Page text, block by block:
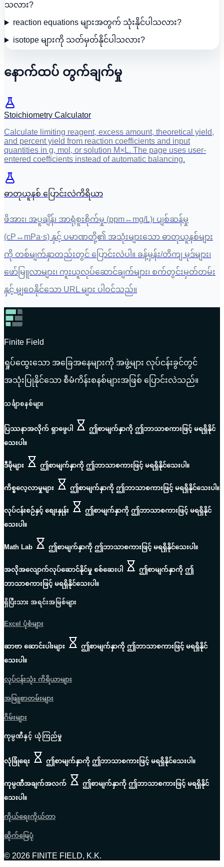
သလား?
reaction equations များအတွက် သုံးနိုင်ပါသလား?
isotope များကို သတ်မှတ်နိုင်ပါသလား?
နောက်ထပ် တွက်ချက်မှု
Stoichiometry Calculator
Calculate limiting reagent, excess amount, theoretical yield,
and percent yield from reaction coefficients and input
quantities in g, mol, or solution M×L. The page uses user-
entered coefficients instead of automatic balancing.
ဓာတုယူနစ် ပြောင်းလဲကိရိယာ
ဖိအား၊ အပူချိန်၊ အာရုံစူးစိုက်မှု (ppm↔mg/L)၊ ပျစ်ဆန်မှု
(cP↔mPa·s) နှင့် ပမာဏတို့၏ အသုံးများသော ဓာတုယူနစ်များ
ကို တစ်မျက်နှာတည်းတွင် ပြောင်းလဲပါ။ ခန့်မှန်း/တိကျ မုဒ်များ၊
ဖော်မြူလာများ၊ ကူးယူလုပ်ဆောင်ချက်များ၊ စက်တွင်းမှတ်တမ်း
နှင့် မျှဝေနိုင်သော URL များ ပါဝင်သည်။
Finite Field
ရှုပ်ထွေးသော အခြေအနေများကို အဖွဲ့များ လုပ်ငန်းခွင်တွင်
အသုံးပြုနိုင်သော စီမံကိန်းစနစ်များအဖြစ် ပြောင်းလဲသည်။
သင်္ချာစနစ်များ
ပြဿနာအလိုက် ရှာဖွေပါ
ဤစာမျက်နှာကို ဤဘာသာစကားဖြင့် မရရှိနိုင်
သေးပါ။
ဒီမိုများ ဤစာမျက်နှာကို ဤဘာသာစကားဖြင့် မရရှိနိုင်သေးပါ။
ကိစ္စလေ့လာမှုများ ဤစာမျက်နှာကို ဤဘာသာစကားဖြင့် မရရှိနိုင်သေးပါ။
လုပ်ငန်းစဉ်နှင့် စျေးနှုန်း
ဤစာမျက်နှာကို ဤဘာသာစကားဖြင့် မရရှိနိုင်
သေးပါ။
Math Lab ဤစာမျက်နှာကို ဤဘာသာစကားဖြင့် မရရှိနိုင်သေးပါ။
အလိုအလျောက်လုပ်ဆောင်နိုင်မှု စစ်ဆေးပါ
ဤစာမျက်နှာကို ဤ
ဘာသာစကားဖြင့် မရရှိနိုင်သေးပါ။
ရှိပြီးသား အရင်းအမြစ်များ
Excel ပုံစံများ
ဆာဗာ ဆောင်းပါးများ
ဤစာမျက်နှာကို ဤဘာသာစကားဖြင့် မရရှိနိုင်
သေးပါ။
လုပ်ငန်းသုံး ကိရိယာများ
အဖြူစာတမ်းများ
ဂိမ်းများ
ကုမ္ပဏီနှင့် ယုံကြည်မှု
လုံခြုံရေး ဤစာမျက်နှာကို ဤဘာသာစကားဖြင့် မရရှိနိုင်သေးပါ။
ကုမ္ပဏီအချက်အလက်
ဤစာမျက်နှာကို ဤဘာသာစကားဖြင့် မရရှိနိုင်
သေးပါ။
ကိုယ်ရေးကိုယ်တာ
ဆိုက်မြေပုံ
© 2026 FINITE FIELD, K.K.